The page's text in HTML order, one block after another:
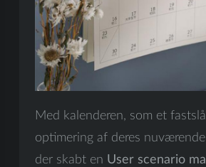
Med kalenderen, som et
optimering af deres
der skabt en User scenario